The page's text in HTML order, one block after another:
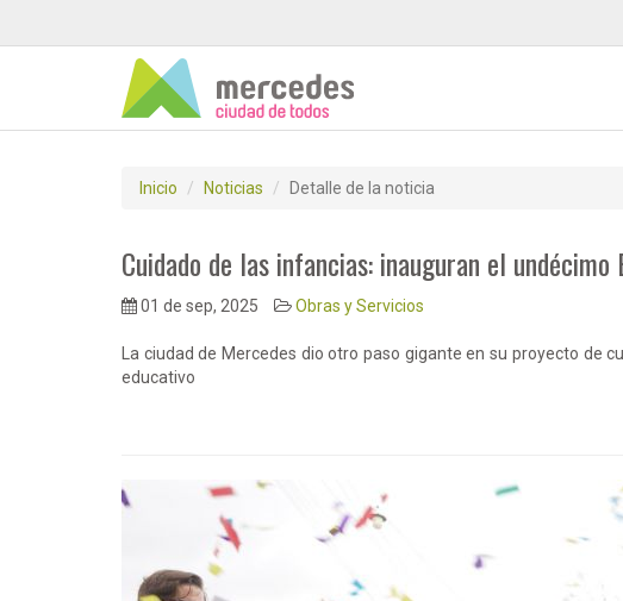
Inicio Noticias Detalle de la noticia
Cuidado de las infancias: inauguran el
01 de sep, 2025 Obras y Servicios
La ciudad de Mercedes dio otro paso gigante en su proyecto de
educativo